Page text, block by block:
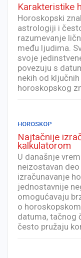
Karakteristike
Horoskopski
astrologiji i
razumevanje
među ljudima.
svoje
povezuju s
nekih od
horoskopskog
HOROSKOP
Najtačnije
kalkulatorom
U današnje
neizostavan
izračunavanje
jednostavnije
omogućavaju
o
datuma, tačnog
često pružaju